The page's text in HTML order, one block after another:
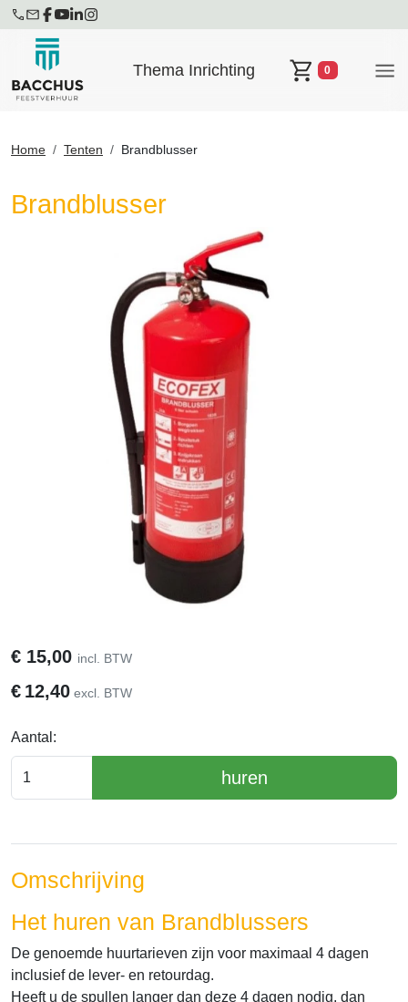
Thema Inrichting
Winkelwagen
0
Home Tenten Brandblusser
Brandblusser
€ 15,00 incl. BTW
€ 12,40 excl. BTW
Aantal:
huren
Omschrijving
Het huren van Brandblussers
De genoemde huurtarieven zijn voor maximaal 4 dagen
inclusief de lever- en retourdag.
Heeft u de spullen langer dan deze 4 dagen nodig, dan